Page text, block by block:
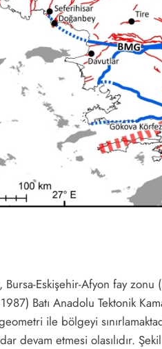
Bursa-Eskişehir-Afyon fay
Batı Anadolu Tektonik
ile bölgeyi
devam etmesi olasılıdır.